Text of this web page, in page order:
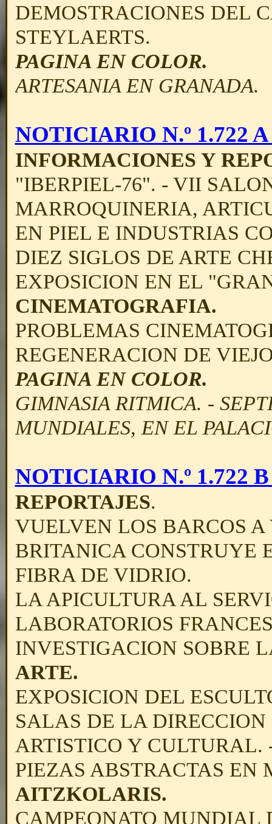
DEMOSTRACIONES DEL
STEYLAERTS.
PAGINA EN COLOR.
ARTESANIA EN GRANADA.
NOTICIARIO N.º 1.722
INFORMACIONES Y
"IBERPIEL-76". - VII
MARROQUINERIA,
EN PIEL E INDUSTRIAS
DIEZ SIGLOS DE ARTE
EXPOSICION EN EL
CINEMATOGRAFIA.
PROBLEMAS
REGENERACION DE
PAGINA EN COLOR.
GIMNASIA RITMICA. -
MUNDIALES, EN EL
NOTICIARIO N.º 1.722
REPORTAJES.
VUELVEN LOS BARCOS
BRITANICA CONSTRUYE
FIBRA DE VIDRIO.
LA APICULTURA AL
LABORATORIOS
INVESTIGACION SOBRE
ARTE.
EXPOSICION DEL
SALAS DE LA
ARTISTICO Y
PIEZAS ABSTRACTAS EN
AITZKOLARIS.
CAMPEONATO MUNDIAL